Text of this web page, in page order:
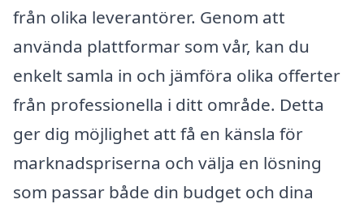
från olika leverantörer. Genom att
använda plattformar som vår, kan du
enkelt samla in och jämföra olika offerter
från professionella i ditt område. Detta
ger dig möjlighet att få en känsla för
marknadspriserna och välja en lösning
som passar både din budget och dina